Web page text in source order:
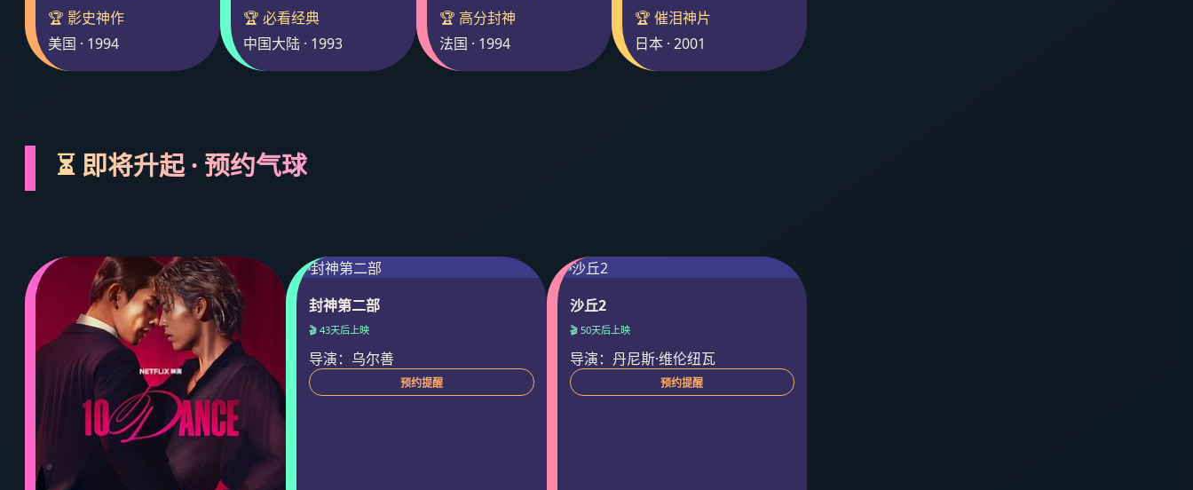
🏆 影史神作
美国 · 1994
🏆 必看经典
中国大陆 · 1993
🏆 高分封神
法国 · 1994
🏆 催泪神片
日本 · 2001
⏳ 即将升起 · 预约气球
封神第二部
🎬 43天后上映
导演：乌尔善
预约提醒
沙丘2
🎬 50天后上映
导演：丹尼斯·维伦纽瓦
预约提醒